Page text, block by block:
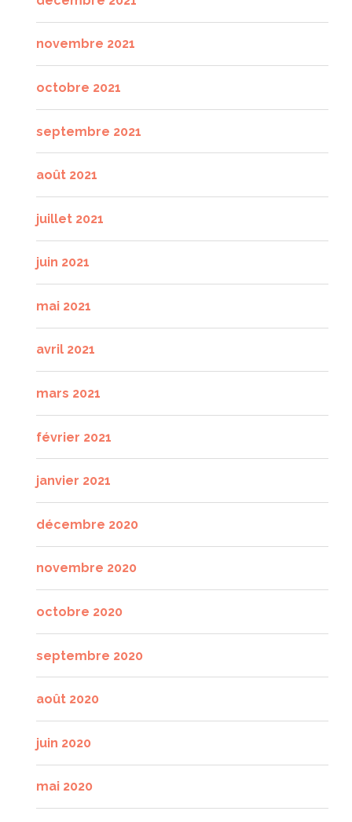
novembre 2021
octobre 2021
septembre 2021
août 2021
juillet 2021
juin 2021
mai 2021
avril 2021
mars 2021
février 2021
janvier 2021
décembre 2020
novembre 2020
octobre 2020
septembre 2020
août 2020
juin 2020
mai 2020